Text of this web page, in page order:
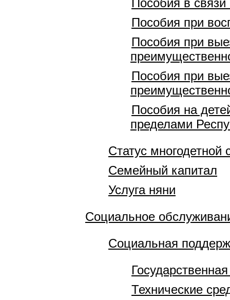
Пособия в
Пособия при
Пособия при
Пособия при
Пособия на
пределами
Статус многодетной
Семейный капитал
Услуга няни
Социальное
Социальная
Технические